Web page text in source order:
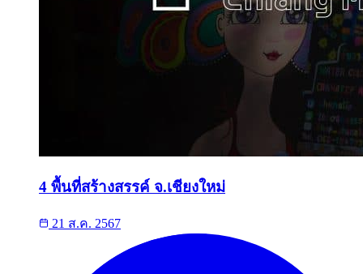
4 พื้นที่สร้างสรรค์ จ.เชียงใหม่
21 ส.ค. 2567